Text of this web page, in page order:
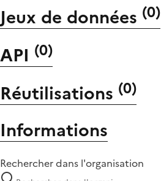
Jeux de données (0)
API (0)
Réutilisations (0)
Informations
Rechercher dans l'organisation